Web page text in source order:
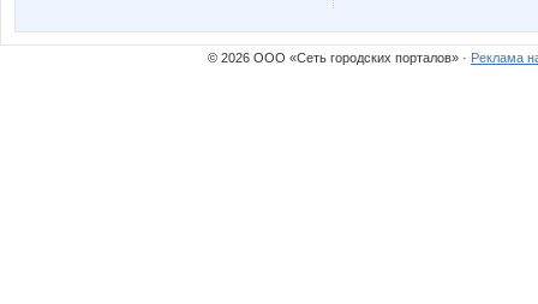
© 2026 ООО «Сеть городских порталов» · Реклама